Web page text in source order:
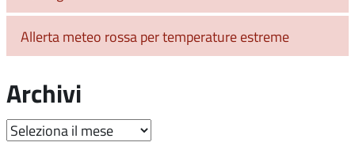
Allerta meteo rossa per temperature estreme
Archivi
Archivi